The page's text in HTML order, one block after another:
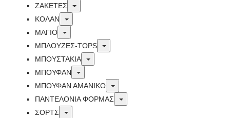
ΖΑΚΕΤΕΣ
Toggle
ΚΟΛΑΝ
Toggle
ΜΑΓΙΟ
Toggle
ΜΠΛΟΥΖΕΣ-TOPS
Toggle
ΜΠΟΥΣΤΑΚΙΑ
Toggle
ΜΠΟΥΦΑΝ
Toggle
ΜΠΟΥΦΑΝ ΑΜΑΝΙΚΟ
Toggle
ΠΑΝΤΕΛΟΝΙΑ ΦΟΡΜΑΣ
Toggle
ΣΟΡΤΣ
Toggle